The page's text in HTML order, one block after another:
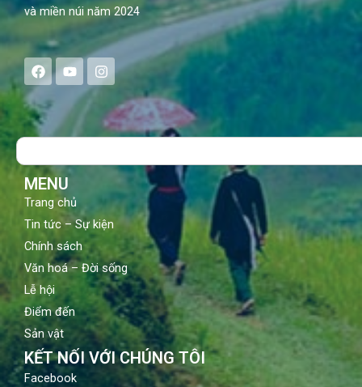
và miền núi năm 2024
F
a
e
b
o
Y
o
t
u
b
I
n
s
a
g
Search
MENU
Trang chủ
Tin tức – Sự kiện
Chính sách
Văn hoá – Đời sống
Lễ hội
Điểm đến
Sản vật
KẾT NỐI VỚI CHÚNG TÔI
Facebook